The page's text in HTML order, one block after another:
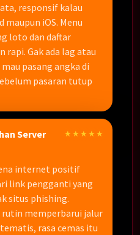
responsif kalau
maupun iOS. Menu
loto dan daftar
rapi. Gak ada lag atau
pasang angka di
pasaran tutup
Server ★★★★★
internet positif
link pengganti yang
situs phishing.
memperbarui jalur
rasa cemas itu